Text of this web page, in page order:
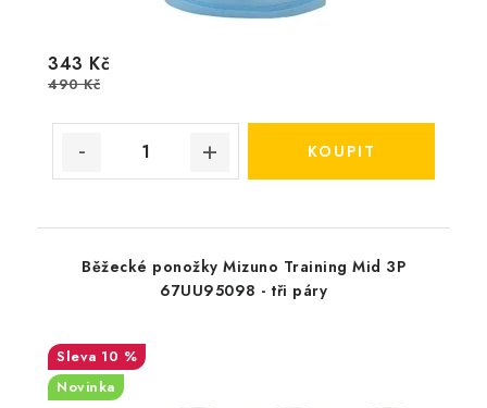
343 Kč
490 Kč
Běžecké ponožky Mizuno Training Mid 3P
67UU95098 - tři páry
10 %
Novinka